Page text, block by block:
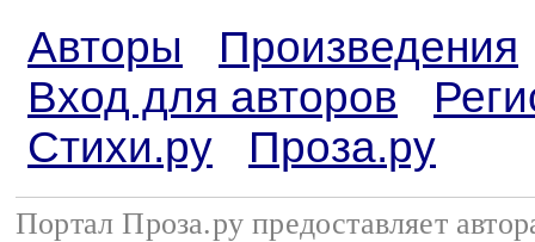
Авторы
Произведения
Вход для авторов
Стихи.ру
Проза.ру
Портал Проза.ру предоставляет